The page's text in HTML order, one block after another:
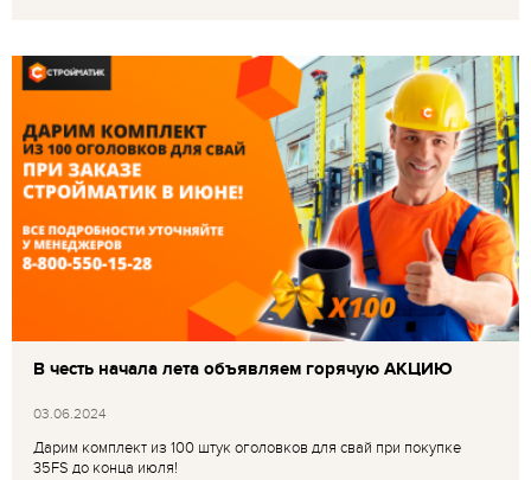
В честь начала лета объявляем горячую АКЦИЮ
03.06.2024
Дарим комплект из 100 штук оголовков для свай при покупке
35FS до конца июля!